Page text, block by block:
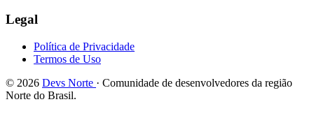
Legal
Política de Privacidade
Termos de Uso
© 2026 Devs Norte · Comunidade de desenvolvedores da região
Norte do Brasil.